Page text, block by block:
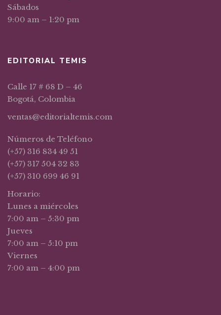
Sábados
9:00 am – 1:20 pm
EDITORIAL TEMIS
Calle 17 # 68 D – 46
Bogotá, Colombia
ventas@editorialtemis.com
Números de Teléfono
(+57) 316 834 49 51
(+57) 317 504 32 83
(+57) 310 699 46 91
Horario:
Lunes a miércoles
7:00 am – 5:30 pm
Jueves
7:00 am – 5:10 pm
Viernes
7:00 am – 4:00 pm